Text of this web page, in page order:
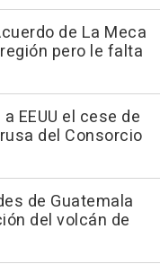
de La Meca
pero le falta
EEUU el cese de
del Consorcio
de Guatemala
del volcán de